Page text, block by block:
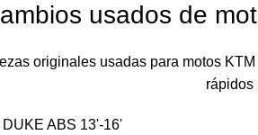
usados de
originales usadas para motos
rápidos
DUKE ABS 13'-16'